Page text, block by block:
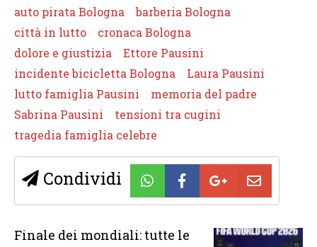
auto pirata Bologna
barberia Bologna
città in lutto
cronaca Bologna
dolore e giustizia
Ettore Pausini
incidente bicicletta Bologna
Laura Pausini
lutto famiglia Pausini
memoria del padre
Sabrina Pausini
tensioni tra cugini
tragedia famiglia celebre
Condividi
Finale dei mondiali: tutte le